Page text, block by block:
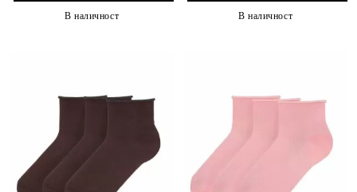
В наличност В наличност